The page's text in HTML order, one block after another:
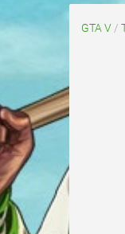
GTA V /